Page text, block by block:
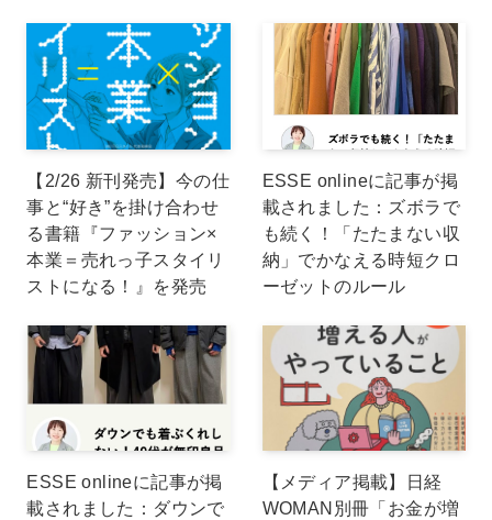
【2/26 新刊発売】今の仕
事と“好き”を掛け合わせ
る書籍『ファッション×
本業＝売れっ子スタイリ
ストになる！』を発売
ESSE onlineに記事が掲
載されました：ズボラで
も続く！「たたまない収
納」でかなえる時短クロ
ーゼットのルール
ESSE onlineに記事が掲
載されました：ダウンで
【メディア掲載】日経
WOMAN別冊「お金が増